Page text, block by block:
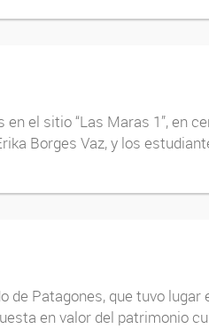
el sitio “Las Maras 1”, en
Borges Vaz, y los
Patagones, que tuvo lugar
en valor del patrimonio